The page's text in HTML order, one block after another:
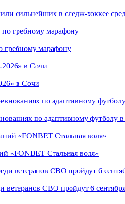
сильнейших в следж-хоккее
гребному марафону
в Сочи
по адаптивному футболу
«FONBET Стальная воля»
СВО пройдут 6